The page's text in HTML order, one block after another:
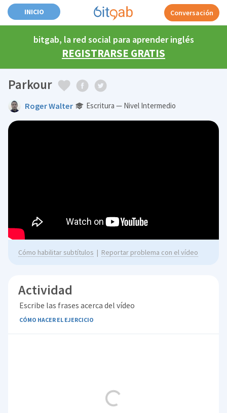
INICIO Conversación
bitgab, la red social para aprender inglés
REGISTRARSE GRATIS
Parkour
Roger Walter Escritura — Nivel Intermedio
Cómo habilitar subtítulos | Reportar problema con el vídeo
Actividad
Escribe las frases acerca del vídeo
CÓMO HACER EL EJERCICIO